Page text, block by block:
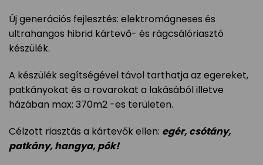
Új generációs fejlesztés: elektromágneses és
ultrahangos hibrid kártevő- és rágcsálóriasztó
készülék.
A készülék segítségével távol tarthatja az egereket,
patkányokat és a rovarokat a lakásából illetve
házában max: 370m2 -es területen.
Célzott riasztás a kártevők ellen: egér, csótány,
patkány, hangya, pók!